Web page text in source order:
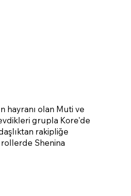
hayranı olan Muti ve
grupla Kore'de
rakipliğe
rollerde Shenina